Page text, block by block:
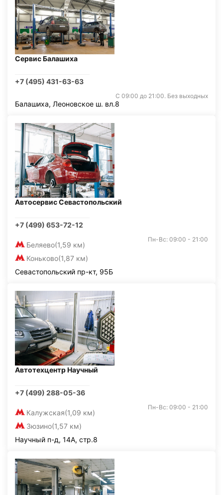
Сервис Балашиха
+7 (495) 431-63-63
С 09:00 до 21:00. Без выходных
Балашиха, Леоновское ш. вл.8
Автосервис Севастопольский
+7 (499) 653-72-12
Беляево(1,59 км)
Коньково(1,87 км)
Пн-Вс: 09:00 - 21:00
Севастопольский пр-кт, 95Б
Автотехцентр Научный
+7 (499) 288-05-36
Калужская(1,09 км)
Зюзино(1,57 км)
Пн-Вс: 09:00 - 21:00
Научный п-д, 14А, стр.8